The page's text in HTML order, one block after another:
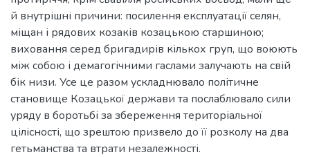
й внутрішні причини: посилення експлуатації селян,
міщан і рядових козаків козацькою старшиною;
виховання серед бригадирів кількох груп, що воюють
між собою і демагогічними гаслами залучають на свій
бік низи. Усе це разом ускладнювало політичне
становище Козацької держави та послаблювало сили
уряду в боротьбі за збереження територіальної
цілісності, що зрештою призвело до її розколу на два
гетьманства та втрати незалежності.